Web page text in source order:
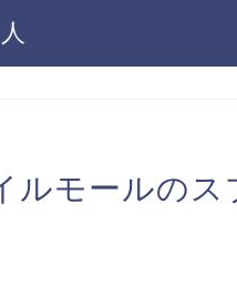
ルモールの